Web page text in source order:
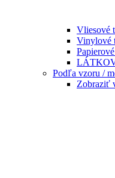
Vliesové
Vinylové
Podľa vzoru /
Zobraziť